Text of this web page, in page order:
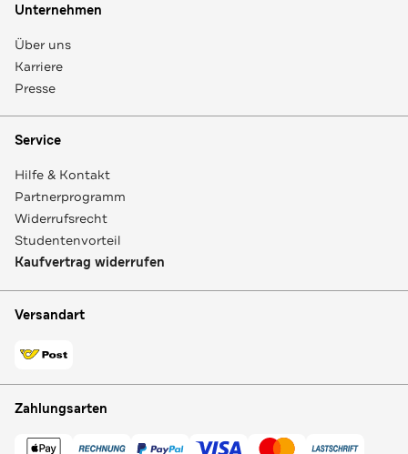
Unternehmen
Über uns
Karriere
Presse
Service
Hilfe & Kontakt
Partnerprogramm
Widerrufsrecht
Studentenvorteil
Kaufvertrag widerrufen
Versandart
Zahlungsarten